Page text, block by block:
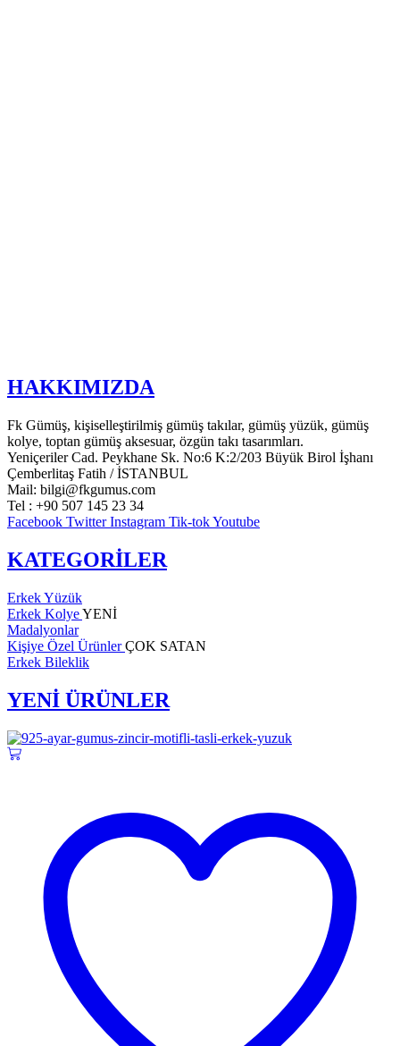
HAKKIMIZDA
Fk Gümüş, kişiselleştirilmiş gümüş takılar, gümüş yüzük, gümüş
kolye, toptan gümüş aksesuar, özgün takı tasarımları.
Yeniçeriler Cad. Peykhane Sk. No:6 K:2/203 Büyük Birol İşhanı
Çemberlitaş Fatih / İSTANBUL
Mail: bilgi@fkgumus.com
Tel : +90 507 145 23 34
Facebook Twitter Instagram Tik-tokYoutube
KATEGORİLER
Erkek Yüzük
Erkek KolyeYENİ
Madalyonlar
Kişiye Özel ÜrünlerÇOK SATAN
Erkek Bileklik
YENİ ÜRÜNLER